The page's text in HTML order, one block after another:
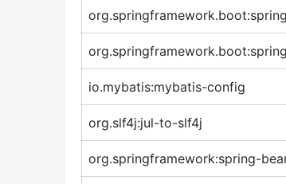
io.mybatis:mybatis-config
org.slf4j:jul-to-slf4j
org.springframework:spring-